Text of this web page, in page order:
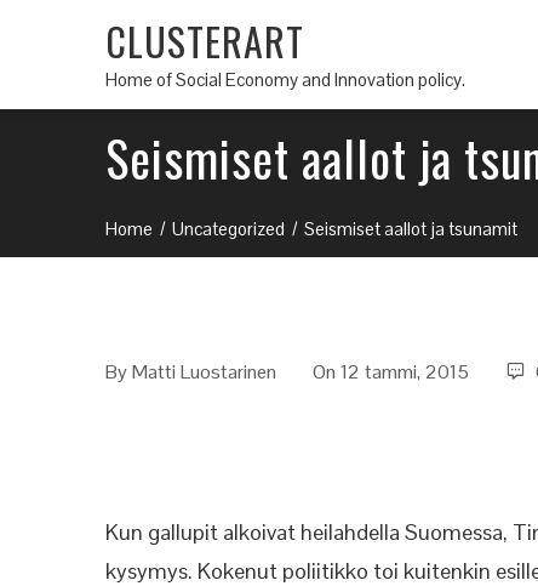
CLUSTERART
Home of Social Economy and Innovation policy.
Seismiset aallot ja
Home Uncategorized Seismiset aallot ja tsunamit
ByMatti Luostarinen On 12 tammi, 2015
Kun gallupit alkoivat heilahdella Suomessa,
kysymys. Kokenut poliitikko toi kuitenkin